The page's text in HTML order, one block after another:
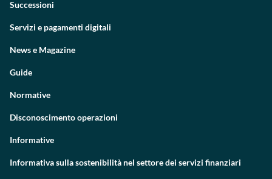
Successioni
Servizi e pagamenti digitali
News e Magazine
Guide
Normative
Disconoscimento operazioni
Informative
Informativa sulla sostenibilità nel settore dei servizi finanziari